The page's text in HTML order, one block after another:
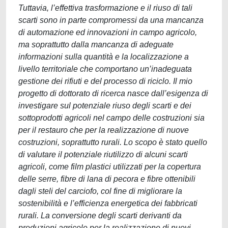
Tuttavia, l’effettiva trasformazione e il riuso di tali
scarti sono in parte compromessi da una mancanza
di automazione ed innovazioni in campo agricolo,
ma soprattutto dalla mancanza di adeguate
informazioni sulla quantità e la localizzazione a
livello territoriale che comportano un’inadeguata
gestione dei rifiuti e del processo di riciclo. Il mio
progetto di dottorato di ricerca nasce dall’esigenza di
investigare sul potenziale riuso degli scarti e dei
sottoprodotti agricoli nel campo delle costruzioni sia
per il restauro che per la realizzazione di nuove
costruzioni, soprattutto rurali. Lo scopo è stato quello
di valutare il potenziale riutilizzo di alcuni scarti
agricoli, come film plastici utilizzati per la copertura
delle serre, fibre di lana di pecora e fibre ottenibili
dagli steli del carciofo, col fine di migliorare la
sostenibilità e l’efficienza energetica dei fabbricati
rurali. La conversione degli scarti derivanti da